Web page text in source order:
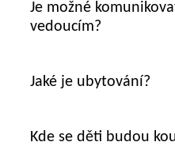
Je možné
vedoucím?
Jaké je ubytování?
Kde se děti budou